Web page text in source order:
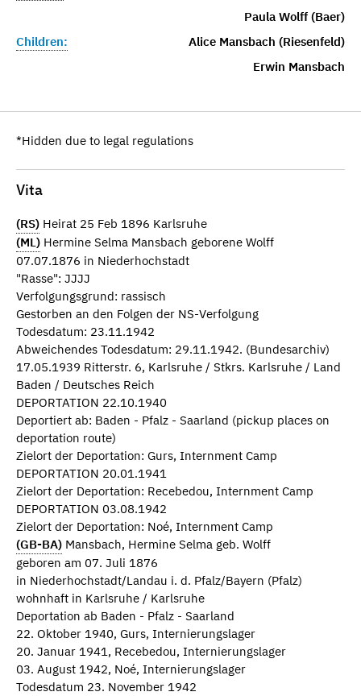
Paula Wolff (Baer)
Children:
Alice Mansbach (Riesenfeld)
Erwin Mansbach
*Hidden due to legal regulations
Vita
(RS) Heirat 25 Feb 1896 Karlsruhe
(ML) Hermine Selma Mansbach geborene Wolff
07.07.1876 in Niederhochstadt
"Rasse": JJJJ
Verfolgungsgrund: rassisch
Gestorben an den Folgen der NS-Verfolgung
Todesdatum: 23.11.1942
Abweichendes Todesdatum: 29.11.1942. (Bundesarchiv)
17.05.1939 Ritterstr. 6, Karlsruhe / Stkrs. Karlsruhe / Land
Baden / Deutsches Reich
DEPORTATION 22.10.1940
Deportiert ab: Baden - Pfalz - Saarland (pickup places on
deportation route)
Zielort der Deportation: Gurs, Internment Camp
DEPORTATION 20.01.1941
Zielort der Deportation: Recebedou, Internment Camp
DEPORTATION 03.08.1942
Zielort der Deportation: Noé, Internment Camp
(GB-BA) Mansbach, Hermine Selma geb. Wolff
geboren am 07. Juli 1876
in Niederhochstadt/Landau i. d. Pfalz/Bayern (Pfalz)
wohnhaft in Karlsruhe / Karlsruhe
Deportation ab Baden - Pfalz - Saarland
22. Oktober 1940, Gurs, Internierungslager
20. Januar 1941, Recebedou, Internierungslager
03. August 1942, Noé, Internierungslager
Todesdatum 23. November 1942